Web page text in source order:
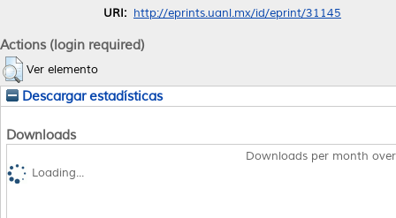
URI: http://eprints.uanl.mx/id/eprint/31145
Actions (login required)
Ver elemento
Descargar estadísticas
Downloads
Downloads per month
Loading...